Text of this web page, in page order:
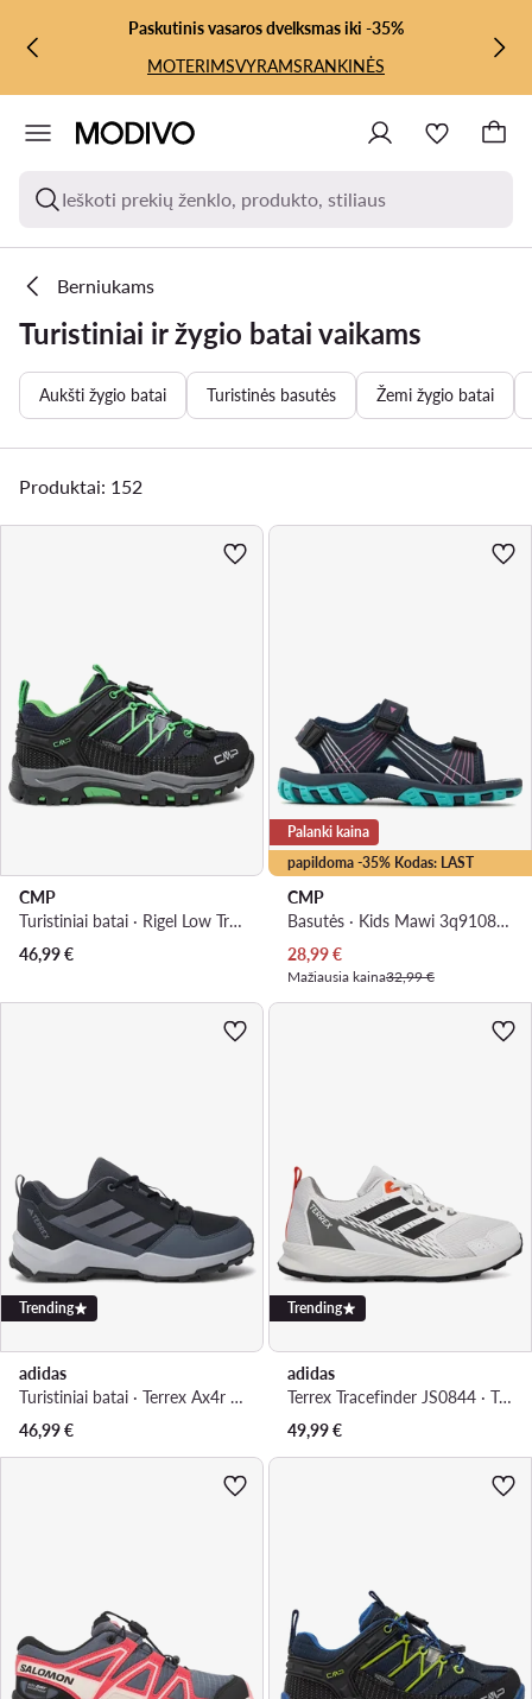
PEREITI PRIE PAGRINDINIO TURINIO
PEREITI Į PAIEŠKĄPaskutinis vasaros dvelksmas iki -35%
MOTERIMSVYRAMSRANKINĖS
Ieškoti prekių ženklo, produkto, stiliaus
Berniukams
Turistiniai ir žygio batai vaikams
Aukšti žygio batai Turistinės basutės Žemi žygio batai
Produktai: 152
CMP
Turistiniai batai · Rigel Low Trekking 3Q54554 · Tamsiai mėlyna
46,99€
papildoma -35% Kodas: LAST
Palanki kaina
CMP
Basutės · Kids Mawi 3q91085 · Tamsiai mėlyna
Dabartinė kaina
28,99€
Mažiausia kaina32,99 €
Trending
adidas
Turistiniai batai · Terrex Ax4r IF6525 · Juoda
46,99€
Trending
adidas
Terrex Tracefinder JS0844 · Turistiniai batai
49,99€